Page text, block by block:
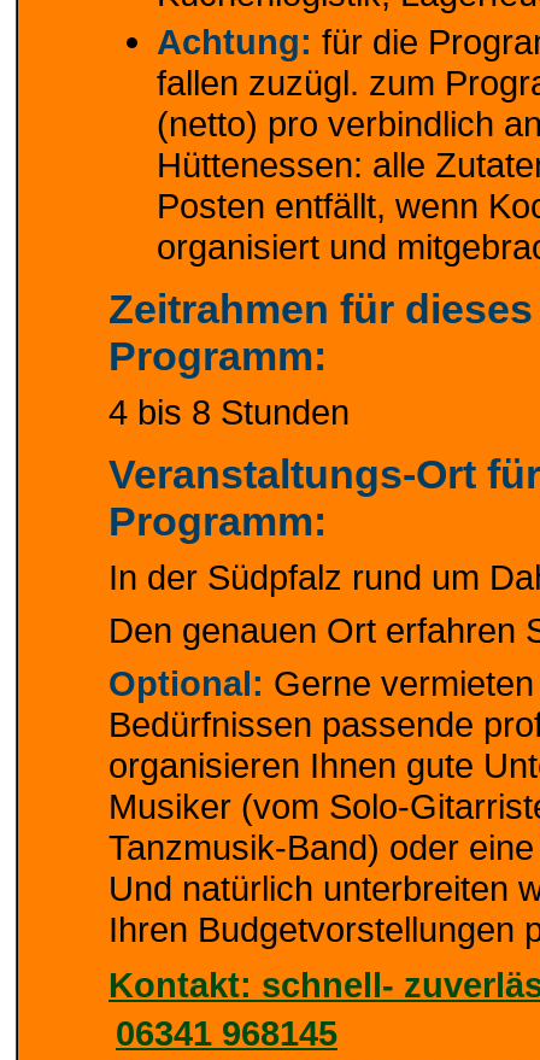
Achtung: für die
fallen zuzügl. zum
(netto) pro verbindlich
Hüttenessen: alle
Posten entfällt, wenn
organisiert und
Zeitrahmen für
Programm:
4 bis 8 Stunden
Veranstaltungs-Ort
Programm:
In der Südpfalz rund um
Den genauen Ort erfahren
Optional: Gerne
Bedürfnissen passende
organisieren Ihnen gute
Musiker (vom Solo-
Tanzmusik-Band) oder
Und natürlich unterbreiten
Ihren Budgetvorstellungen
Kontakt: schnell-
06341 968145